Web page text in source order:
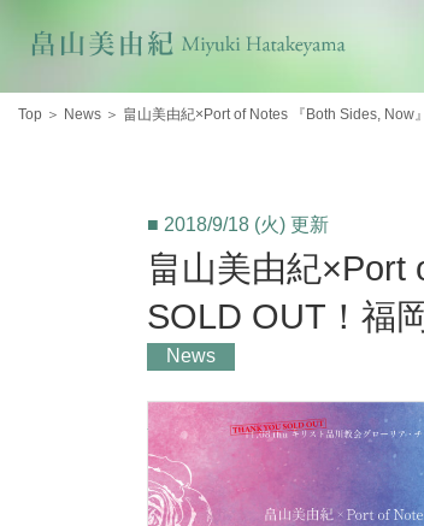
Top ＞ News ＞ 畠山美由紀×Port of Notes 『Both Sides, Now
■ 2018/9/18 (火) 更新
畠山美由紀×Port
SOLD OUT！福
News